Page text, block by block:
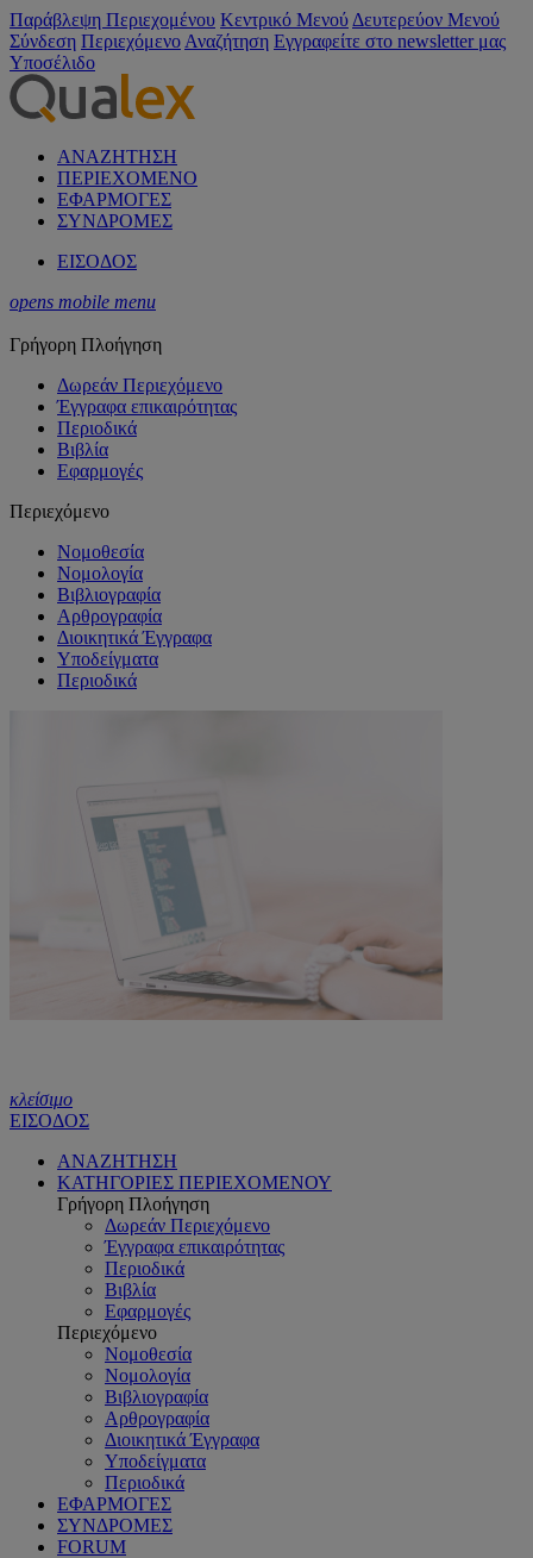
Παράβλεψη Περιεχομένου Κεντρικό Μενού Δευτερεύον Μενού
Σύνδεση Περιεχόμενο Αναζήτηση Εγγραφείτε στο newsletter μας
Υποσέλιδο
ΑΝΑΖΗΤΗΣΗ
ΠΕΡΙΕΧΟΜΕΝΟ
ΕΦΑΡΜΟΓΕΣ
ΣΥΝΔΡΟΜΕΣ
ΕΙΣΟΔΟΣ
opens mobile menu
Γρήγορη Πλοήγηση
Δωρεάν Περιεχόμενο
Έγγραφα επικαιρότητας
Περιοδικά
Βιβλία
Εφαρμογές
Περιεχόμενο
Νομοθεσία
Νομολογία
Βιβλιογραφία
Αρθρογραφία
Διοικητικά Έγγραφα
Υποδείγματα
Περιοδικά
κλείσιμο
ΕΙΣΟΔΟΣ
ΑΝΑΖΗΤΗΣΗ
ΚΑΤΗΓΟΡΙΕΣ ΠΕΡΙΕΧΟΜΕΝΟΥ
Γρήγορη Πλοήγηση
Δωρεάν Περιεχόμενο
Έγγραφα επικαιρότητας
Περιοδικά
Βιβλία
Εφαρμογές
Περιεχόμενο
Νομοθεσία
Νομολογία
Βιβλιογραφία
Αρθρογραφία
Διοικητικά Έγγραφα
Υποδείγματα
Περιοδικά
ΕΦΑΡΜΟΓΕΣ
ΣΥΝΔΡΟΜΕΣ
FORUM